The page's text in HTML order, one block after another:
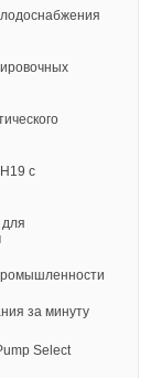
с
за минуту
Select
за счет новых
в ГАЭС,
ВЭС и ФЭС,
пике